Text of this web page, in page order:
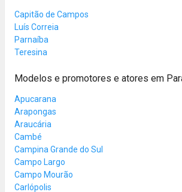
Capitão de Campos
Luís Correia
Parnaíba
Teresina
Modelos e promotores e atores em
Apucarana
Arapongas
Araucária
Cambé
Campina Grande do Sul
Campo Largo
Campo Mourão
Carlópolis